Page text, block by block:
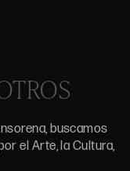
buscamos
el Arte, la Cultura,